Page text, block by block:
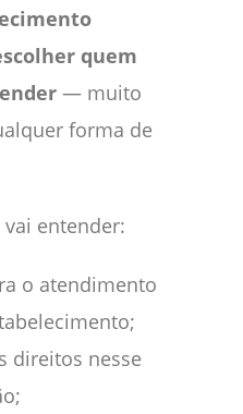
quem
— muito
forma de
entender:
o atendimento
direitos nesse